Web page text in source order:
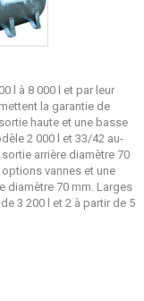
l à 8 000 l et par leur
la garantie de
haute et une basse
2 000 l et 33/42 au-
arrière diamètre 70
vannes et une
diamètre 70 mm. Larges
3 200 l et 2 à partir de 5